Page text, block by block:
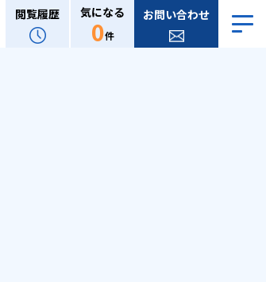
閲覧履歴 気になる
0件
お問い合わせ